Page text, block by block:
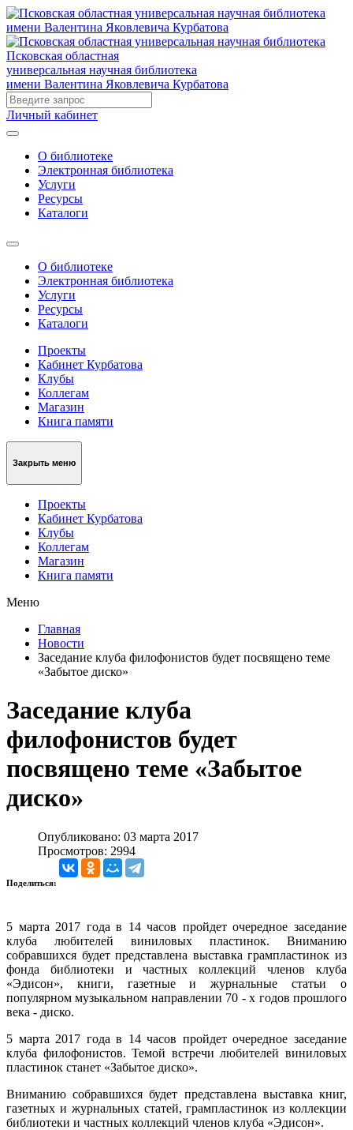
Псковская областная
универсальная научная библиотека
имени Валентина Яковлевича Курбатова
Личный кабинет
О библиотеке
Электронная библиотека
Услуги
Ресурсы
Каталоги
О библиотеке
Электронная библиотека
Услуги
Ресурсы
Каталоги
Проекты
Кабинет Курбатова
Клубы
Коллегам
Магазин
Книга памяти
Закрыть меню
Проекты
Кабинет Курбатова
Клубы
Коллегам
Магазин
Книга памяти
Меню
Главная
Новости
Заседание клуба филофонистов будет посвящено теме
«Забытое диско»
Заседание клуба
филофонистов будет
посвящено теме «Забытое
диско»
Опубликовано: 03 марта 2017
Просмотров: 2994
Поделиться:
5 марта 2017 года в 14 часов пройдет очередное заседание
клуба любителей виниловых пластинок. Вниманию
собравшихся будет представлена выставка грампластинок из
фонда библиотеки и частных коллекций членов клуба
«Эдисон», книги, газетные и журнальные статьи о
популярном музыкальном направлении 70 - х годов прошлого
века - диско.
5 марта 2017 года в 14 часов пройдет очередное заседание
клуба филофонистов. Темой встречи любителей виниловых
пластинок станет «Забытое диско».
Вниманию собравшихся будет представлена выставка книг,
газетных и журнальных статей, грампластинок из коллекции
библиотеки и частных коллекций членов клуба «Эдисон».